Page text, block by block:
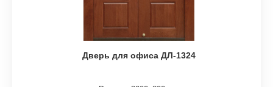
Дверь для офиса ДЛ-1324